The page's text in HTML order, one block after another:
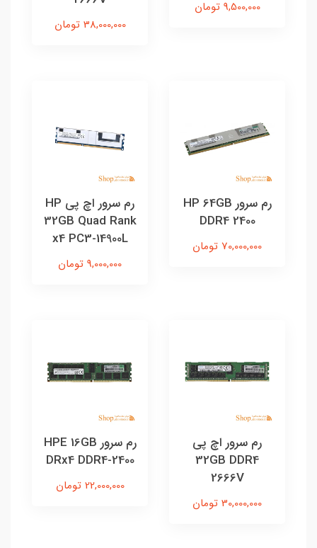
9,500,000 تومان
38,000,000 تومان
رم سرور HP 64GB
DDR4 2400
70,000,000 تومان
رم سرور اچ پی HP
32GB Quad Rank
x4 PC3-14900L
9,000,000 تومان
رم سرور اچ پی
32GB DDR4
2666V
30,000,000 تومان
رم سرور HPE 16GB
DRx4 DDR4-2400
22,000,000 تومان